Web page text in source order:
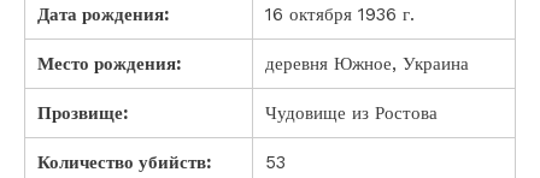
Дата рождения: 16 октября 1936 г.
Место рождения: деревня Южное, Украина
Прозвище: Чудовище из Ростова
Количество убийств: 53